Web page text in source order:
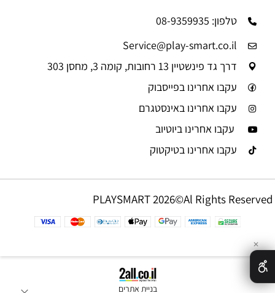
טלפון: 08-9359935
Service@play-smart.co.il
דרך גד פינשטיין 13 רחובות, קומה 3, מחסן 303
עקבו אחרינו בפייסבוק
עקבו אחרינו באינסטגרם
עקבו אחרינו ביוטיוב
עקבו אחרינו בטיקטוק
PLAYSMART 2026©Al Rights Reserved
בניית אתרים
✕